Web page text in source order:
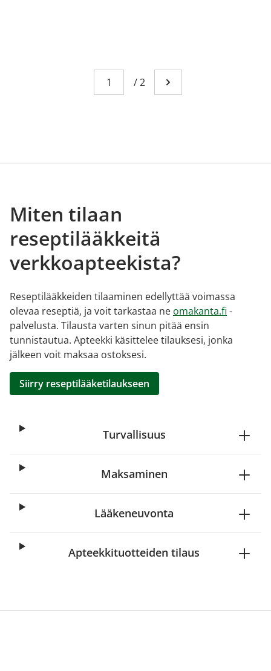
Sivu
You're currently reading page 1
/2 Mene seuraavalle
Miten tilaan
reseptilääkkeitä
verkkoapteekista?
Reseptilääkkeiden tilaaminen edellyttää voimassa
olevaa reseptiä, ja voit tarkastaa ne omakanta.fi -
palvelusta. Tilausta varten sinun pitää ensin
tunnistautua. Apteekki käsittelee tilauksesi, jonka
jälkeen voit maksaa ostoksesi.
Siirry reseptilääketilaukseen
Turvallisuus
Maksaminen
Lääkeneuvonta
Apteekkituotteiden tilaus